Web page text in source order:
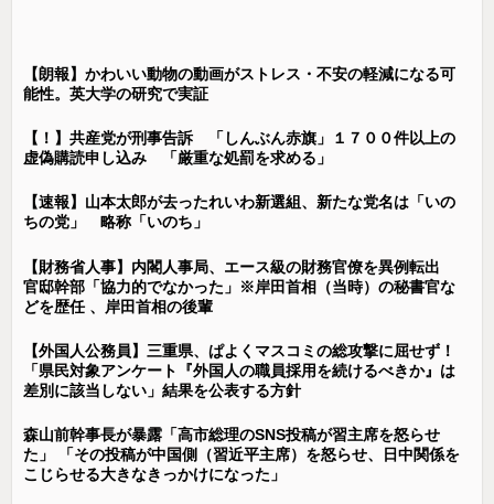
【朗報】かわいい動物の動画がストレス・不安の軽減になる可
能性。英大学の研究で実証
【！】共産党が刑事告訴 「しんぶん赤旗」１７００件以上の
虚偽購読申し込み 「厳重な処罰を求める」
【速報】山本太郎が去ったれいわ新選組、新たな党名は「いの
ちの党」 略称「いのち」
【財務省人事】内閣人事局、エース級の財務官僚を異例転出
官邸幹部「協力的でなかった」※岸田首相（当時）の秘書官な
どを歴任 、岸田首相の後輩
【外国人公務員】三重県、ぱよくマスコミの総攻撃に屈せず！
「県民対象アンケート『外国人の職員採用を続けるべきか』は
差別に該当しない」結果を公表する方針
森山前幹事長が暴露「高市総理のSNS投稿が習主席を怒らせ
た」 「その投稿が中国側（習近平主席）を怒らせ、日中関係を
こじらせる大きなきっかけになった」